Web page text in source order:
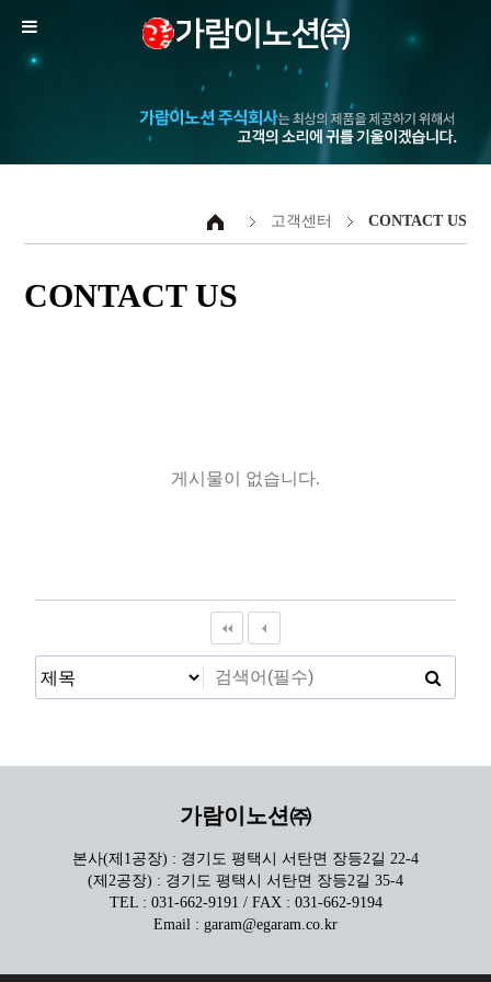
고객센터 CONTACT US
CONTACT US
게시물이 없습니다.
가람이노션㈜
본사(제1공장) : 경기도 평택시 서탄면 장등2길 22-4
(제2공장) : 경기도 평택시 서탄면 장등2길 35-4
TEL : 031-662-9191 / FAX : 031-662-9194
Email : garam@egaram.co.kr